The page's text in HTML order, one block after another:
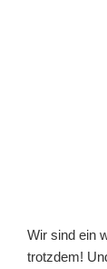
Wir sind ein
trotzdem!